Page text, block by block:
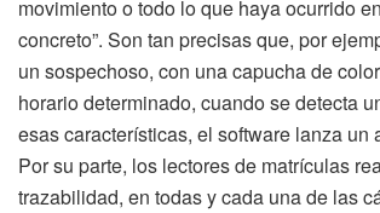
movimiento o todo lo que haya ocurrido
concreto”. Son tan precisas que, por
un sospechoso, con una capucha de
horario determinado, cuando se detecta
esas características, el software lanza un
Por su parte, los lectores de matrículas
trazabilidad, en todas y cada una de las